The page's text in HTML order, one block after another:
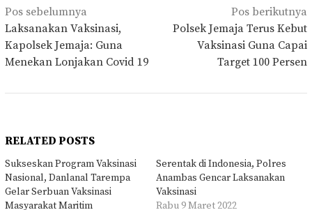
Navigasi
pos
Pos sebelumnya
Laksanakan Vaksinasi,
Kapolsek Jemaja: Guna
Menekan Lonjakan Covid 19
Pos berikutnya
Polsek Jemaja Terus Kebut
Vaksinasi Guna Capai
Target 100 Persen
RELATED POSTS
Sukseskan Program Vaksinasi
Nasional, Danlanal Tarempa
Gelar Serbuan Vaksinasi
Masyarakat Maritim
Serentak di Indonesia, Polres
Anambas Gencar Laksanakan
Vaksinasi
Rabu 9 Maret 2022